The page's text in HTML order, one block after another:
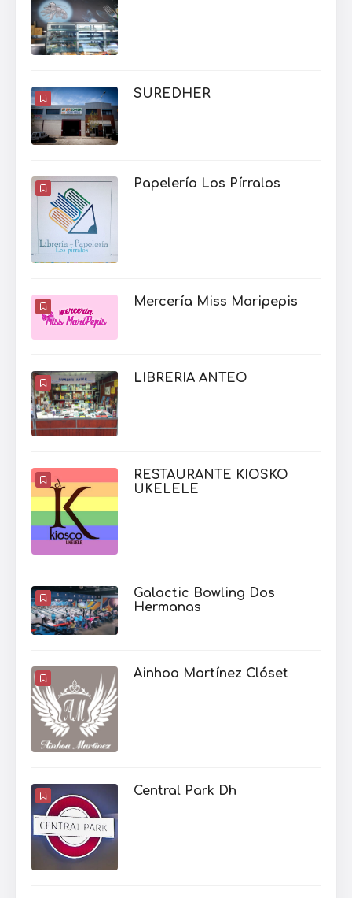
SUREDHER
Papelería Los Pírralos
Mercería Miss Maripepis
LIBRERIA ANTEO
RESTAURANTE KIOSKO
UKELELE
Galactic Bowling Dos
Hermanas
Ainhoa Martínez Clóset
Central Park Dh